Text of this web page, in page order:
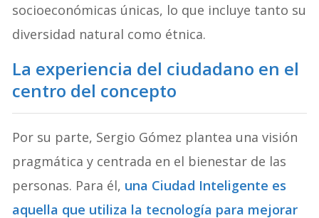
socioeconómicas únicas, lo que incluye tanto su
diversidad natural como étnica.
La experiencia del ciudadano en el
centro del concepto
Por su parte, Sergio Gómez plantea una visión
pragmática y centrada en el bienestar de las
personas. Para él, una Ciudad Inteligente es
aquella que utiliza la tecnología para mejorar